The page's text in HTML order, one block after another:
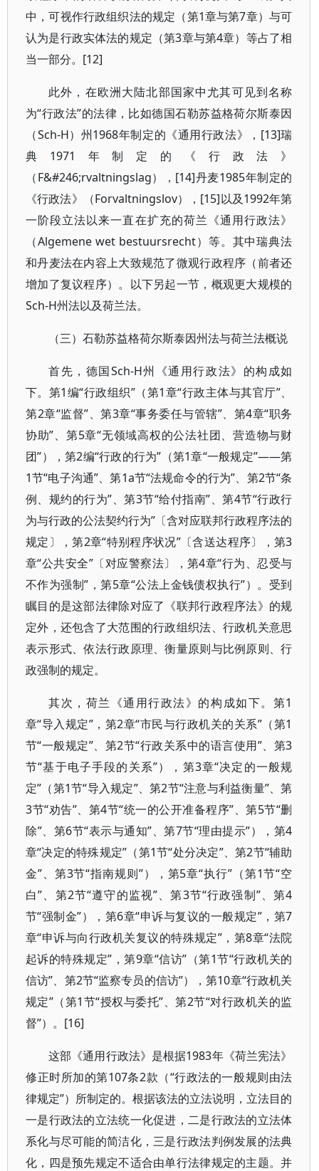
中，可视作行政组织法的规定（第1章与第7章）与可
认为是行政实体法的规定（第3章与第4章）等占了相
当一部分。[12]
此外，在欧洲大陆北部国家中尤其可见到名称
为“行政法”的法律，比如德国石勒苏益格荷尔斯泰因
（Sch-H）州1968年制定的《通用行政法》，[13]瑞
典1971年制定的《行政法》
（F&#246;rvaltningslag），[14]丹麦1985年制定的
《行政法》（Forvaltningslov），[15]以及1992年第
一阶段立法以来一直在扩充的荷兰《通用行政法》
（Algemene wet bestuursrecht）等。其中瑞典法
和丹麦法在内容上大致规范了微观行政程序（前者还
增加了复议程序）。以下另起一节，概观更大规模的
Sch-H州法以及荷兰法。
（三）石勒苏益格荷尔斯泰因州法与荷兰法概说
首先，德国Sch-H州《通用行政法》的构成如
下。第1编“行政组织”（第1章“行政主体与其官厅”、
第2章“监督”、第3章“事务委任与管辖”、第4章“职务
协助”、第5章“无领域高权的公法社团、营造物与财
团”），第2编“行政的行为”（第1章“一般规定”——第
1节“电子沟通”、第1a节“法规命令的行为”、第2节“条
例、规约的行为”、第3节“给付指南”、第4节“行政行
为与行政的公法契约行为”〔含对应联邦行政程序法的
规定〕，第2章“特别程序状况”〔含送达程序〕，第3
章“公共安全”〔对应警察法〕，第4章“行为、忍受与
不作为强制”，第5章“公法上金钱债权执行”）。受到
瞩目的是这部法律除对应了《联邦行政程序法》的规
定外，还包含了大范围的行政组织法、行政机关意思
表示形式、依法行政原理、衡量原则与比例原则、行
政强制的规定。
其次，荷兰《通用行政法》的构成如下。第1
章“导入规定”，第2章“市民与行政机关的关系”（第1
节“一般规定”、第2节“行政关系中的语言使用”、第3
节“基于电子手段的关系”），第3章“决定的一般规
定”（第1节“导入规定”、第2节“注意与利益衡量”、第
3节“劝告”、第4节“统一的公开准备程序”、第5节“删
除”、第6节“表示与通知”、第7节“理由提示”），第4
章“决定的特殊规定”（第1节“处分决定”、第2节“辅助
金”、第3节“指南规则”），第5章“执行”（第1节“空
白”、第2节“遵守的监视”、第3节“行政强制”、第4
节“强制金”），第6章“申诉与复议的一般规定”，第7
章“申诉与向行政机关复议的特殊规定”，第8章“法院
起诉的特殊规定”，第9章“信访”（第1节“行政机关的
信访”、第2节“监察专员的信访”），第10章“行政机关
规定”（第1节“授权与委托”、第2节“对行政机关的监
督”）。[16]
这部《通用行政法》是根据1983年《荷兰宪法》
修正时所加的第107条2款（“行政法的一般规则由法
律规定”）所制定的。根据该法的立法说明，立法目的
一是行政法的立法统一化促进，二是行政法的立法体
系化与尽可能的简洁化，三是行政法判例发展的法典
化，四是预先规定不适合由单行法律规定的主题。并